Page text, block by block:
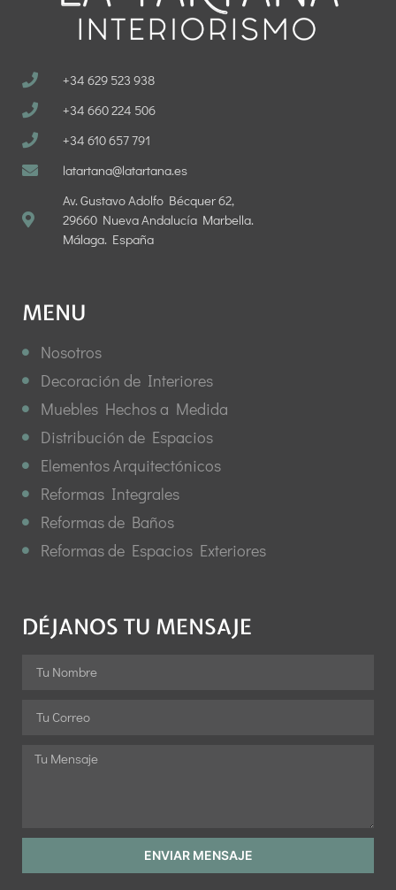
+34 629 523 938
+34 660 224 506
+34 610 657 791
latartana@latartana.es
Av. Gustavo Adolfo Bécquer 62,
29660 Nueva Andalucía Marbella.
Málaga. España
MENU
Nosotros
Decoración de Interiores
Muebles Hechos a Medida
Distribución de Espacios
Elementos Arquitectónicos
Reformas Integrales
Reformas de Baños
Reformas de Espacios Exteriores
DÉJANOS TU MENSAJE
ENVIAR MENSAJE